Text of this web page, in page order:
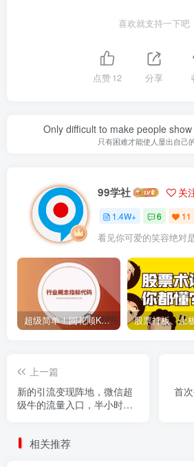
喜欢就支持一下吧
点赞12 分享
Only difficult to make people
只有困难才能使人显出自己
99学社 关
1.4W+ 6 11
看见你可爱的笑容绝对
超级简单！同花顺K线界面显示行业概念指标代码图解
上一篇
新的引流变现阵地，微信超
级牛的流量入口，半小时引
首
相关推荐